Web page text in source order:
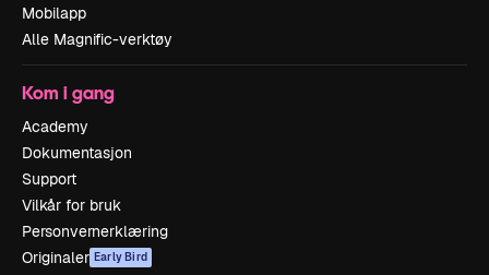
Mobilapp
Alle Magnific-verktøy
Kom i gang
Academy
Dokumentasjon
Support
Vilkår for bruk
Personvernerklæring
Originaler Early Bird